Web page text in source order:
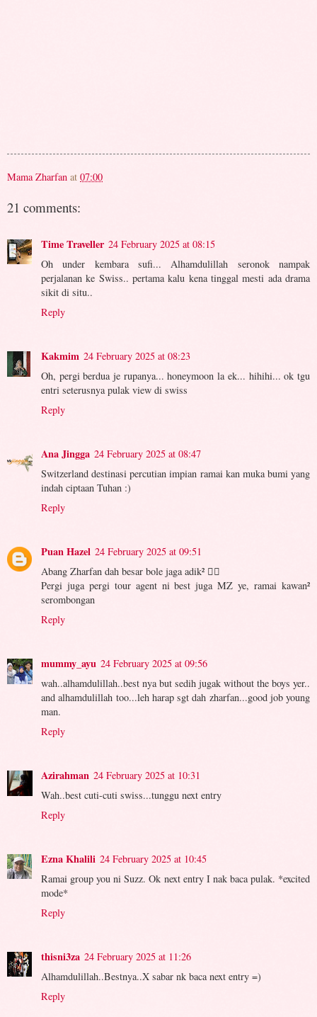
Mama Zharfan at 07:00
21 comments:
Time Traveller 24 February 2025 at 08:15
Oh under kembara sufi... Alhamdulillah seronok nampak
perjalanan ke Swiss.. pertama kalu kena tinggal mesti ada drama
sikit di situ..
Reply
Kakmim 24 February 2025 at 08:23
Oh, pergi berdua je rupanya... honeymoon la ek... hihihi... ok tgu
entri seterusnya pulak view di swiss
Reply
Ana Jingga 24 February 2025 at 08:47
Switzerland destinasi percutian impian ramai kan muka bumi yang
indah ciptaan Tuhan :)
Reply
Puan Hazel 24 February 2025 at 09:51
Abang Zharfan dah besar bole jaga adik² 👍🏻
Pergi juga pergi tour agent ni best juga MZ ye, ramai kawan²
serombongan
Reply
mummy_ayu 24 February 2025 at 09:56
wah..alhamdulillah..best nya but sedih jugak without the boys yer..
and alhamdulillah too...leh harap sgt dah zharfan...good job young
man.
Reply
Azirahman 24 February 2025 at 10:31
Wah..best cuti-cuti swiss...tunggu next entry
Reply
Ezna Khalili 24 February 2025 at 10:45
Ramai group you ni Suzz. Ok next entry I nak baca pulak. *excited
mode*
Reply
thisni3za 24 February 2025 at 11:26
Alhamdulillah..Bestnya..X sabar nk baca next entry =)
Reply